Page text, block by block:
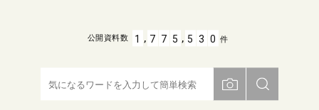
公開資料数 1 , 7 7 5 , 5 3 0 件